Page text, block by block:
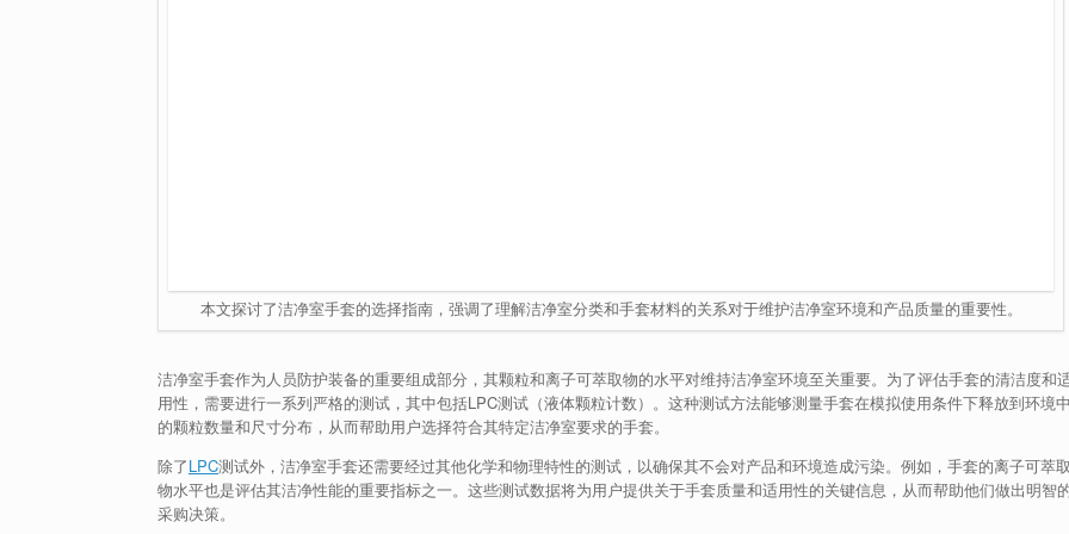
本文探讨了洁净室手套的选择指南，强调了理解洁净室分类和手套材料的关系对于维护洁净室环境和产品质量的重要性。
洁净室手套作为人员防护装备的重要组成部分，其颗粒和离子可萃取物的水平对维持洁净室环境至关重要。为了评估手套的清洁度和
用性，需要进行一系列严格的测试，其中包括LPC测试（液体颗粒计数）。这种测试方法能够测量手套在模拟使用条件下释放到环境中
的颗粒数量和尺寸分布，从而帮助用户选择符合其特定洁净室要求的手套。
除了LPC测试外，洁净室手套还需要经过其他化学和物理特性的测试，以确保其不会对产品和环境造成污染。例如，手套的离子可萃取
物水平也是评估其洁净性能的重要指标之一。这些测试数据将为用户提供关于手套质量和适用性的关键信息，从而帮助他们做出明智
采购决策。